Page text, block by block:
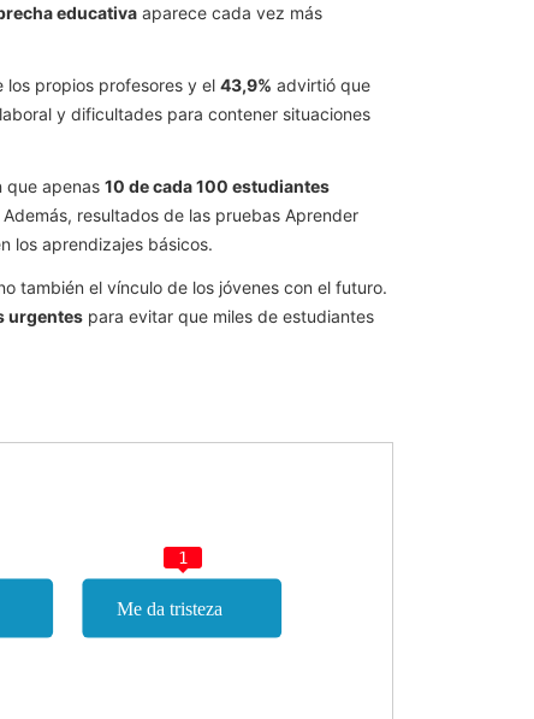
educativa aparece cada vez más
propios profesores y el 43,9% advirtió que
y dificultades para contener situaciones
que apenas 10 de cada 100 estudiantes
Además, resultados de las pruebas Aprender
los aprendizajes básicos.
también el vínculo de los jóvenes con el futuro.
urgentes para evitar que miles de estudiantes
1